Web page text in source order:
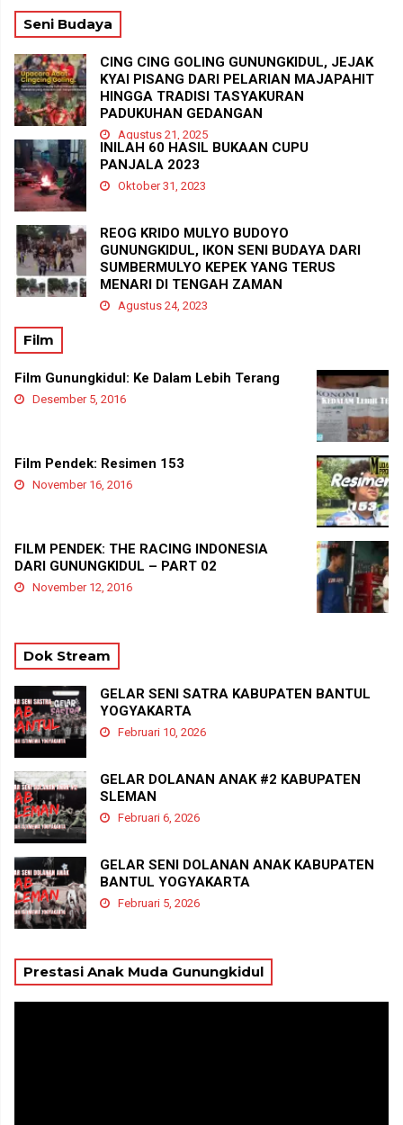
Seni Budaya
CING CING GOLING GUNUNGKIDUL, JEJAK
KYAI PISANG DARI PELARIAN MAJAPAHIT
HINGGA TRADISI TASYAKURAN
PADUKUHAN GEDANGAN
Agustus 21, 2025
INILAH 60 HASIL BUKAAN CUPU
PANJALA 2023
Oktober 31, 2023
REOG KRIDO MULYO BUDOYO
GUNUNGKIDUL, IKON SENI BUDAYA DARI
SUMBERMULYO KEPEK YANG TERUS
MENARI DI TENGAH ZAMAN
Agustus 24, 2023
Film
Film Gunungkidul: Ke Dalam Lebih Terang
Desember 5, 2016
Film Pendek: Resimen 153
November 16, 2016
FILM PENDEK: THE RACING INDONESIA
DARI GUNUNGKIDUL – PART 02
November 12, 2016
Dok Stream
GELAR SENI SATRA KABUPATEN BANTUL
YOGYAKARTA
Februari 10, 2026
GELAR DOLANAN ANAK #2 KABUPATEN
SLEMAN
Februari 6, 2026
GELAR SENI DOLANAN ANAK KABUPATEN
BANTUL YOGYAKARTA
Februari 5, 2026
Prestasi Anak Muda Gunungkidul